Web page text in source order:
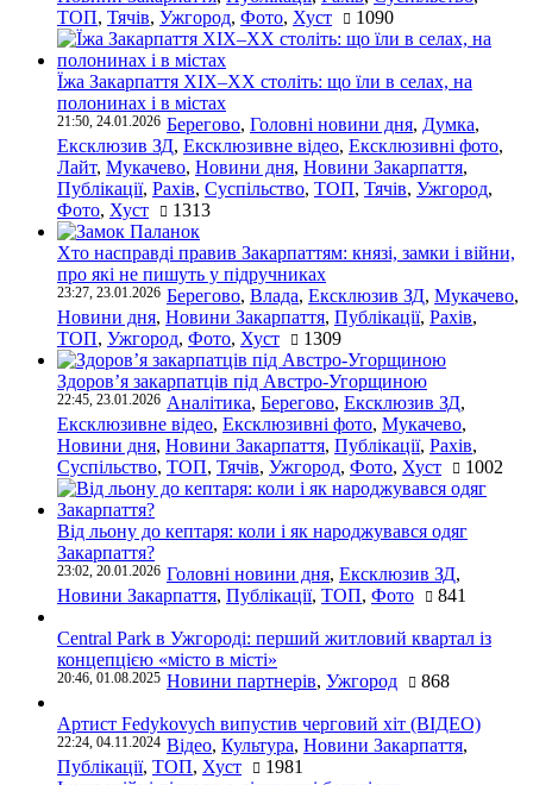
ТОП, Тячів, Ужгород, Фото, Хуст 1090
Їжа Закарпаття ХІХ–ХХ століть: що їли в селах, на
полонинах і в містах
21:50, 24.01.2026 Берегово, Головні новини дня, Думка,
Ексклюзив ЗД, Ексклюзивне відео, Ексклюзивні фото,
Лайт, Мукачево, Новини дня, Новини Закарпаття,
Публікації, Рахів, Суспільство, ТОП, Тячів, Ужгород,
Фото, Хуст 1313
Хто насправді правив Закарпаттям: князі, замки і війни,
про які не пишуть у підручниках
23:27, 23.01.2026 Берегово, Влада, Ексклюзив ЗД, Мукачево,
Новини дня, Новини Закарпаття, Публікації, Рахів,
ТОП, Ужгород, Фото, Хуст 1309
Здоров’я закарпатців під Австро-Угорщиною
22:45, 23.01.2026 Аналітика, Берегово, Ексклюзив ЗД,
Ексклюзивне відео, Ексклюзивні фото, Мукачево,
Новини дня, Новини Закарпаття, Публікації, Рахів,
Суспільство, ТОП, Тячів, Ужгород, Фото, Хуст 1002
Від льону до кептаря: коли і як народжувався одяг
Закарпаття?
23:02, 20.01.2026 Головні новини дня, Ексклюзив ЗД,
Новини Закарпаття, Публікації, ТОП, Фото 841
Central Park в Ужгороді: перший житловий квартал із
концепцією «місто в місті»
20:46, 01.08.2025 Новини партнерів, Ужгород 868
Артист Fedykovych випустив черговий хіт (ВІДЕО)
22:24, 04.11.2024 Відео, Культура, Новини Закарпаття,
Публікації, ТОП, Хуст
1981